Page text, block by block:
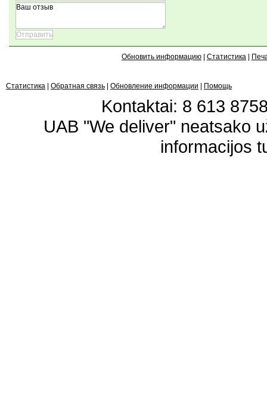
Обновить информацию Статистика
Статистика Обратная связь Обновление информации Помощь
Kontaktai: 8 613
UAB "We deliver" neatsako
informacijos